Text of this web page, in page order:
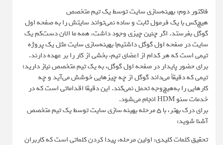
فاکتور دوم: بهینه‌سازی سایت توسط یک تیم متخصص
هیچ‌کس با یک فرمول ثابت و ساده نمی‌تواند سایتش را به صفحه اول
گوگل بفرستد. اگر چنین چیزی وجود داشت، همه ما الان دست‌کم یک
سایت در صفحه اول گوگل داشتیم! بهینه‌سازی سایت مثل یک پروژه
تیمی است که هر کدام از اعضای تیم، بخشی از کار را بر عهده دارند.
برای حضور پایدار در صفحه اول گوگل، به یک تیم متخصص نیاز دارید؛
تیمی که دقیقاً می‌داند گوگل از چه چیزهایی خوشش می‌آید و چه
کارهایی را به‌هیچ‌وجه تحمل نمی‌کند. این دقیقا اقداماتی است که در
خدمات سئو HDM انجام می‌شود.
برای درک بهتر، با ۵ مرحله بهینه سازی سایت توسط یک تیم متخصص
آشنا شوید:
تحقیق کلمات کلیدی: اولین مرحله، پیدا کردن کلماتی است که کاربران